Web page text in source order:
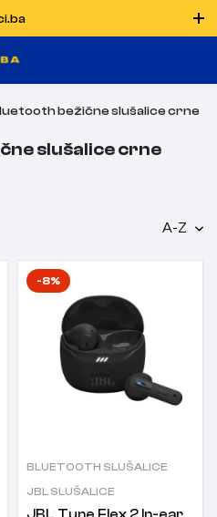
Vibera i WhatsAppa
bežične slušalice crne
slušalice crne
A-Z
-8%
BLUETOOTH SLUŠALICE
JBL SLUŠALICE